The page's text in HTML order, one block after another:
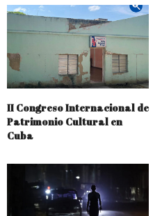
II Congreso Internacional de
Patrimonio Cultural en
Cuba